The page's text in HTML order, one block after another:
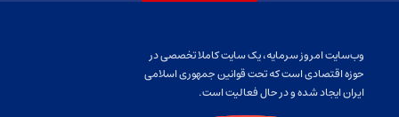
وب‌سایت امروز سرمایه، یک سایت کاملا تخصصی در
حوزه اقتصادی است که تحت قوانین جمهوری اسلامی
ایران ایجاد شده و در حال فعالیت است.